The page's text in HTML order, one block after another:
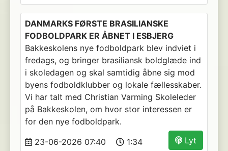
DANMARKS FØRSTE BRASILIANSKE
FODBOLDPARK ER ÅBNET I ESBJERG
Bakkeskolens nye fodboldpark blev indviet i
fredags, og bringer brasiliansk boldglæde ind
i skoledagen og skal samtidig åbne sig mod
byens fodboldklubber og lokale fællesskaber.
Vi har talt med Christian Varming Skoleleder
på Bakkeskolen, om hvor stor interessen er
for den nye fodboldpark.
Lyt
23-06-2026 07:40 1:34